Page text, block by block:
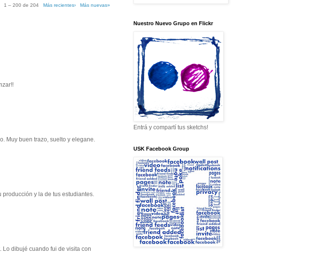
1 – 200 de 204 Más recientes› Más nuevas»
Muy buen trazo, suelto y elegane.
y la de tus estudiantes.
Lo dibujé cuando fui de visita con
Nuestro Nuevo Grupo en Flickr
Entrá y compartí tus sketchs!
USK Facebook Group